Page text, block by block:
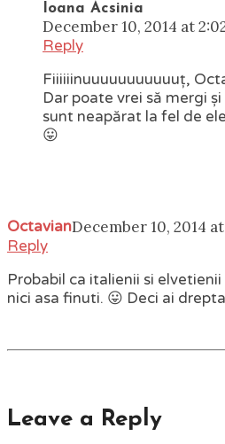
Ioana Acsinia
December 10, 2014 at
Reply
Fiiiiiinuuuuuuuuuuuț,
Dar poate vrei să mergi
sunt neapărat la fel de
😛
OctavianDecember 10, 2014
Reply
Probabil ca italienii si
nici asa finuti. 😛 Deci ai
Leave a Reply